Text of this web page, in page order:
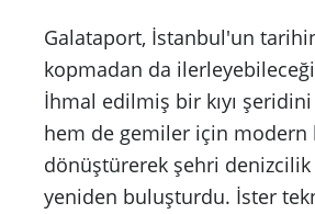
Galataport, İstanbul'un
kopmadan da
İhmal edilmiş bir kıyı
hem de gemiler için modern
dönüştürerek şehri
yeniden buluşturdu. İster